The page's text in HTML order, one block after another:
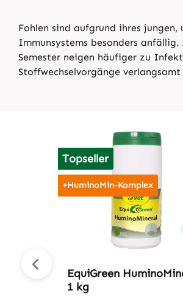
Fohlen sind aufgrund ihres jungen,
Immunsystems besonders anfällig.
Semester neigen häufiger zu
Stoffwechselvorgänge
Produktgalerie überspringen
Topseller
+HuminoMin-Komplex
EquiGreen
1 kg